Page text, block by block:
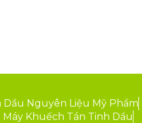
Dầu Nguyên Liệu Mỹ Phẩm
Máy Khuếch Tán Tinh Dầu